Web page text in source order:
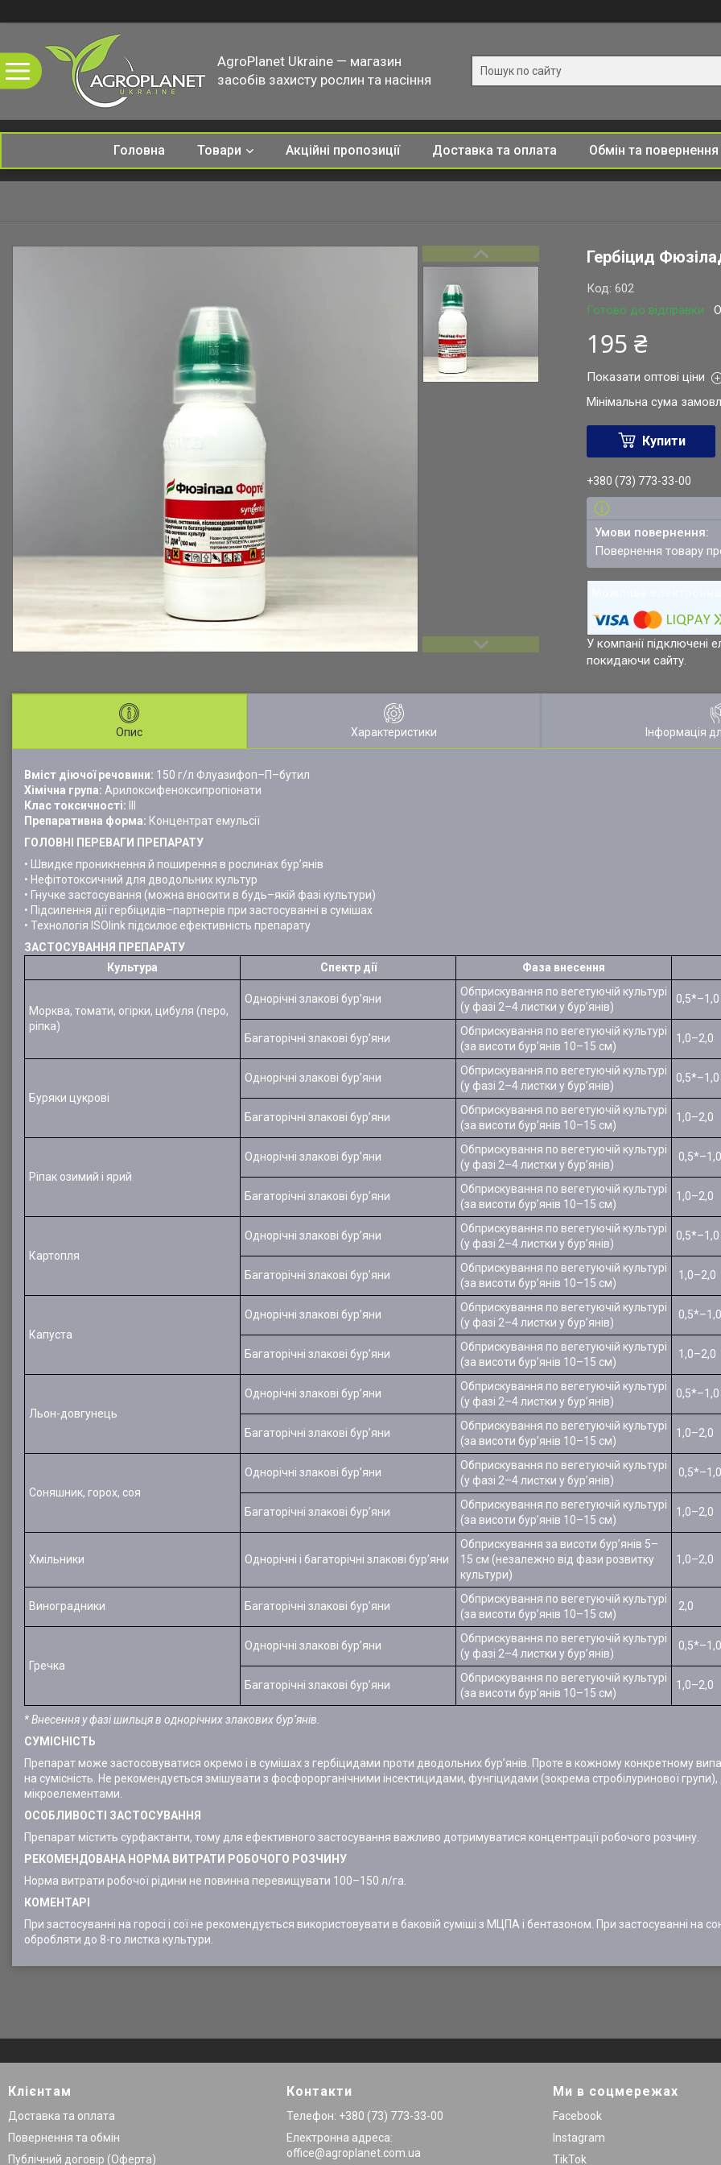
AgroPlanet Ukraine — магазин
засобів захисту рослин та насіння
Головна Товари Акційні пропозиції Доставка та оплата Обмін та повернення
Гербіцид
Готово до відправки
Код:602
195 ₴
Показати оптові ціни
Мінімальна сума
Купити
+380 (73) 773-33-00
повернення товару
У компанії підключені
покидаючи сайту.
Опис Характеристики Інформація
Вміст діючої речовини: 150 г/л Флуазифоп–П–бутил
Хімічна група: Арилоксифеноксипропіонати
Клас токсичності:
Препаративна форма: Концентрат емульсії
ГОЛОВНІ ПЕРЕВАГИ ПРЕПАРАТУ
• Швидке проникнення й поширення в рослинах бур’янів
• Нефітотоксичний для дводольних культур
• Гнучке застосування (можна вносити в будь–якій фазі культури)
• Підсилення дії гербіцидів–партнерів при застосуванні в сумішах
• Технологія ISOlink підсилює ефективність препарату
ЗАСТОСУВАННЯ ПРЕПАРАТУ
Культура
Спектр дії Фаза внесення
Морква, томати, огірки, цибуля (перо,
ріпка)
Однорічні злакові бур’яни
Обприскування по вегетуючій культурі
(у фазі 2–4 листки у бур’янів)
0,5*–1,0
Багаторічні злакові бур’яни
Обприскування по вегетуючій культурі
(за висоти бур’янів 10–15 см)
1,0–2,0
Буряки цукрові
Однорічні злакові бур’яни
Обприскування по вегетуючій культурі
(у фазі 2–4 листки у бур’янів)
0,5*–1,0
Багаторічні злакові бур’яни
Обприскування по вегетуючій культурі
(за висоти бур’янів 10–15 см)
1,0–2,0
Ріпак озимий і ярий
Однорічні злакові бур’яни
Обприскування по вегетуючій культурі
(у фазі 2–4 листки у бур’янів)
0,5*–1,0
Багаторічні злакові бур’яни
Обприскування по вегетуючій культурі
(за висоти бур’янів 10–15 см)
1,0–2,0
Картопля
Однорічні злакові бур’яни
Обприскування по вегетуючій культурі
(у фазі 2–4 листки у бур’янів)
0,5*–1,0
Багаторічні злакові бур’яни
Обприскування по вегетуючій культурі
(за висоти бур’янів 10–15 см)
1,0–2,0
Капуста
Однорічні злакові бур’яни
Обприскування по вегетуючій культурі
(у фазі 2–4 листки у бур’янів)
0,5*–1,0
Багаторічні злакові бур’яни
Обприскування по вегетуючій культурі
(за висоти бур’янів 10–15 см)
1,0–2,0
Льон-довгунець
Однорічні злакові бур’яни
Обприскування по вегетуючій культурі
(у фазі 2–4 листки у бур’янів)
0,5*–1,0
Багаторічні злакові бур’яни
Обприскування по вегетуючій культурі
(за висоти бур’янів 10–15 см)
1,0–2,0
Соняшник, горох, соя
Однорічні злакові бур’яни
Обприскування по вегетуючій культурі
(у фазі 2–4 листки у бур’янів)
0,5*–1,0
Багаторічні злакові бур’яни
Обприскування по вегетуючій культурі
(за висоти бур’янів 10–15 см)
1,0–2,0
Хмільники Однорічні і багаторічні злакові бур’яни
Обприскування за висоти бур’янів 5–
15 см (незалежно від фази розвитку
культури)
1,0–2,0
Виноградники Багаторічні злакові бур’яни
Обприскування по вегетуючій культурі
(за висоти бур’янів 10–15 см)
2,0
Гречка
Однорічні злакові бур’яни
Обприскування по вегетуючій культурі
(у фазі 2–4 листки у бур’янів)
0,5*–1,0
Багаторічні злакові бур’яни
Обприскування по вегетуючій культурі
(за висоти бур’янів 10–15 см)
1,0–2,0
* Внесення у фазі шильця в однорічних злакових бур’янів.
СУМІСНІСТЬ
Препарат може застосовуватися окремо і в сумішах з гербіцидами проти дводольних бур’янів. Проте в кожному конкретному
на сумісність. Не рекомендується змішувати з фосфорорганічними інсектицидами, фунгіцидами (зокрема стробілуринової
мікроелементами.
ОСОБЛИВОСТІ ЗАСТОСУВАННЯ
Препарат містить сурфактанти, тому для ефективного застосування важливо дотримуватися концентрації робочого розчину.
РЕКОМЕНДОВАНА НОРМА ВИТРАТИ РОБОЧОГО РОЗЧИНУ
Норма витрати робочої рідини не повинна перевищувати 100–150 л/га.
КОМЕНТАРІ
При застосуванні на горосі і сої не рекомендується використовувати в баковій суміші з МЦПА і бентазоном. При застосуванні на
обробляти до 8-го листка культури.
Клієнтам
Доставка та оплата
Повернення та обмін
Публічний договір (Оферта)
Контакти
Телефон: +380 (73) 773-33-00
Електронна адреса:
office@agroplanet.com.ua
Ми в соцмережах
Facebook
Instagram
TikTok